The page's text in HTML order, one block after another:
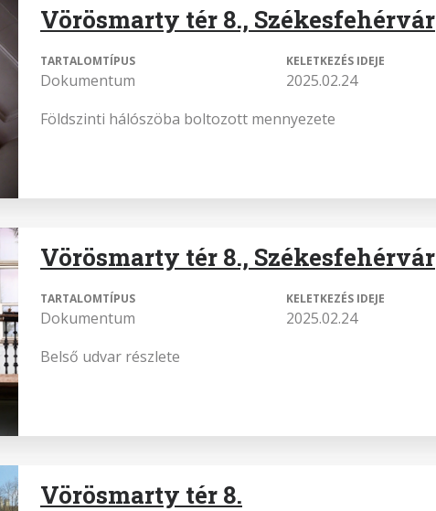
Vörösmarty tér 8., Székesfehérvár
TARTALOMTÍPUS
Dokumentum
KELETKEZÉS IDEJE
2025.02.24
Földszinti hálószöba boltozott mennyezete
Vörösmarty tér 8., Székesfehérvár
TARTALOMTÍPUS
Dokumentum
KELETKEZÉS IDEJE
2025.02.24
Belső udvar részlete
Vörösmarty tér 8.